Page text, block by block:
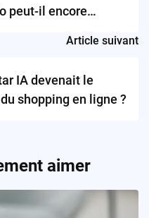
peut-il encore
Article suivant
IA devenait le
shopping en ligne ?
aimer